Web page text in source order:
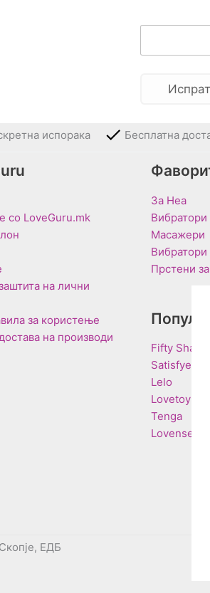
испорака Бесплатна
со LoveGuru.mk
на лични
за користење
на производи
За Неа
Вибратори
Масажери
Вибратори
Прстени
Fifty
Satisfyer
Lelo
Lovetoy
Tenga
Lovense
ЕДБ